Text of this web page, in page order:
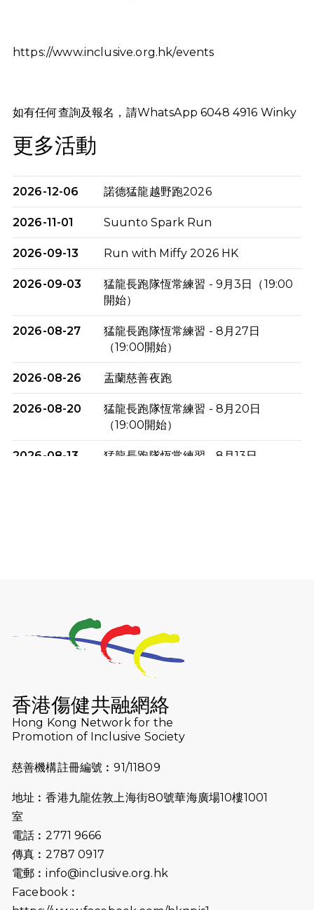
https://www.inclusive.org.hk/events
如有任何查詢及報名，請WhatsApp 6048 4916 Winky
更多活動
2026-12-06 諾德猛龍越野跑2026
2026-11-01 Suunto Spark Run
2026-09-13 Run with Miffy 2026 HK
2026-09-03
猛龍長跑隊恆常練習 - 9月3日（19:00
開始）
2026-08-27
猛龍長跑隊恆常練習 - 8月27日
（19:00開始）
2026-08-26 盂蘭慈善夜跑
2026-08-20
猛龍長跑隊恆常練習 - 8月20日
（19:00開始）
2026-08-13
猛龍長跑隊恆常練習 - 8月13日
2026-07-23
猛龍長跑隊恆常練習 - 7月23日
（19:00開始）
猛龍長跑隊恆常練習 - 7月16日
2026-07-10
【猛龍戈壁118公里分享暨香港傷健共
融網絡15周年晚宴】
2026-07-09
猛龍長跑隊恆常練習 - 7月9日（19:00
2026-07-02
2026-06-25
（19:00開始）
香港傷健共融網絡
Hong Kong Network for the
Promotion of Inclusive Society
慈善機構註冊編號︰91/11809
地址︰香港九龍佐敦上海街80號華海廣場10樓1001
室
電話︰2771 9666
傳真︰2787 0917
電郵︰info@inclusive.org.hk
Facebook︰